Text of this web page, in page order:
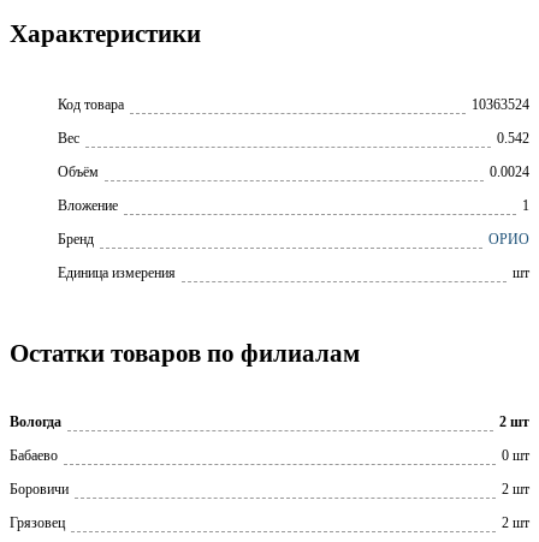
Характеристики
Код товара
10363524
Вес
0.542
Объём
0.0024
Вложение
1
Бренд
ОРИО
Единица измерения
шт
Остатки товаров по филиалам
Вологда
2 шт
Бабаево
0 шт
Боровичи
2 шт
Грязовец
2 шт